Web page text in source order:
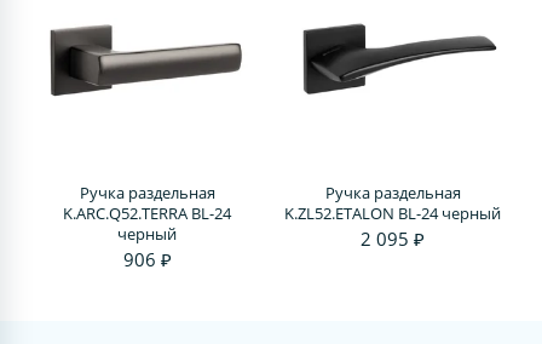
Ручка раздельная
K.ARC.Q52.TERRA BL-24
черный
906 ₽
Ручка раздельная
K.ZL52.ETALON BL-24 черный
2 095 ₽